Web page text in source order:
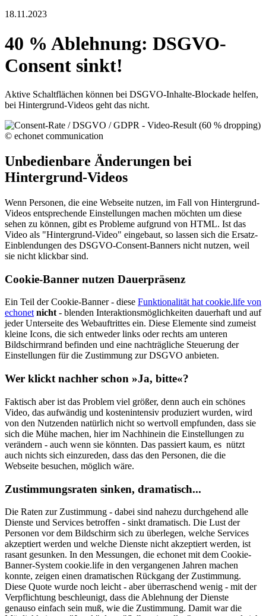
18.11.2023
40 % Ablehnung: DSGVO-
Consent sinkt!
Aktive Schaltflächen können bei DSGVO-Inhalte-Blockade helfen,
bei Hintergrund-Videos geht das nicht.
Unbedienbare Änderungen bei
Hintergrund-Videos
Wenn Personen, die eine Webseite nutzen, im Fall von Hintergrund-
Videos entsprechende Einstellungen machen möchten um diese
sehen zu können, gibt es Probleme aufgrund von HTML. Ist das
Video als "Hintergrund-Video" eingebaut, so lassen sich die Ersatz-
Einblendungen des DSGVO-Consent-Banners nicht nutzen, weil
sie nicht klickbar sind.
Cookie-Banner nutzen Dauerpräsenz
Ein Teil der Cookie-Banner - diese Funktionalität hat cookie.life von
echonet nicht- blenden Interaktionsmöglichkeiten dauerhaft und auf
jeder Unterseite des Webauftrittes ein. Diese Elemente sind zumeist
kleine Icons, die sich entweder links oder rechts am unteren
Bildschirmrand befinden und eine nachträgliche Steuerung der
Einstellungen für die Zustimmung zur DSGVO anbieten.
Wer klickt nachher schon »Ja, bitte«?
Faktisch aber ist das Problem viel größer, denn auch ein schönes
Video, das aufwändig und kostenintensiv produziert wurden, wird
von den Nutzenden natürlich nicht so wertvoll empfunden, dass sie
sich die Mühe machen, hier im Nachhinein die Einstellungen zu
verändern - auch wenn sie könnten. Das passiert kaum, es nützt
auch nichts sich einzureden, dass das den Personen, die die
Webseite besuchen, möglich wäre.
Zustimmungsraten sinken, dramatisch...
Die Raten zur Zustimmung - dabei sind nahezu durchgehend alle
Dienste und Services betroffen - sinkt dramatisch. Die Lust der
Personen vor dem Bildschirm sich zu überlegen, welche Services
akzeptiert werden und welche Dienste nicht akzeptiert werden, ist
rasant gesunken. In den Messungen, die echonet mit dem Cookie-
Banner-System cookie.life in den vergangenen Jahren machen
konnte, zeigen einen dramatischen Rückgang der Zustimmung.
Diese Quote wurde noch leicht - aber überraschend wenig - mit der
Verpflichtung beschleunigt, dass die Ablehnung der Dienste
genauso einfach sein muß, wie die Zustimmung. Damit war die